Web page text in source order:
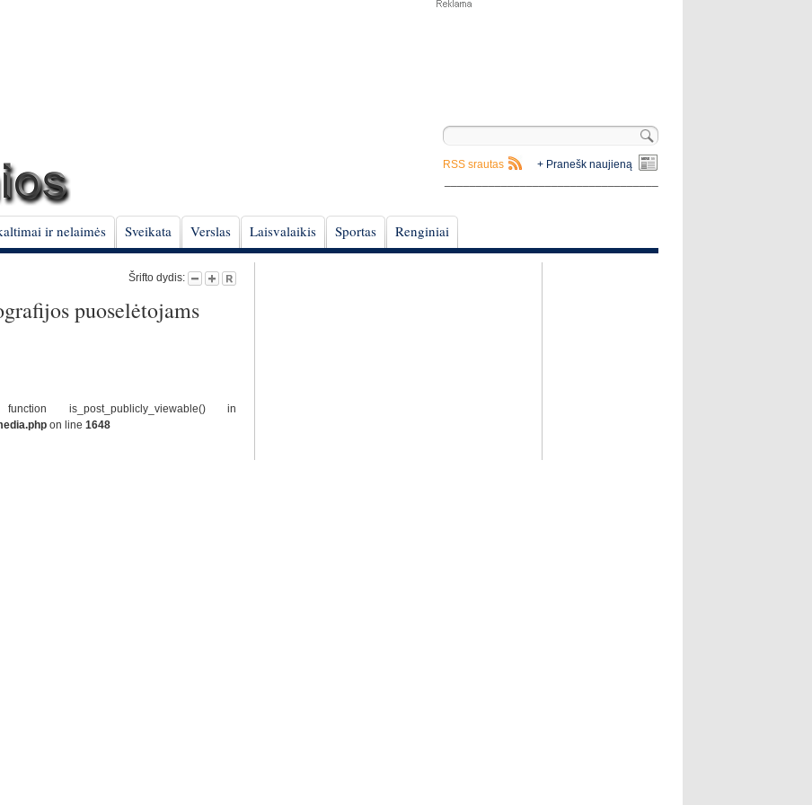
+ Pranešk naujieną
RSS srautas
ir nelaimės Sveikata Verslas Laisvalaikis Sportas Renginiai
Šrifto dydis:
puoselėtojams
is_post_publicly_viewable() in
on line 1648